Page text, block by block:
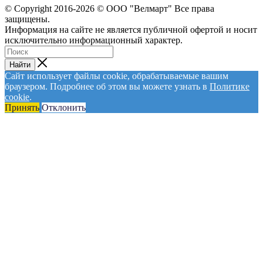
© Сopyright 2016-2026 © ООО "Велмарт" Все права
защищены.
Информация на сайте не является публичной офертой и носит
исключительно информационный характер.
Найти
Сайт использует файлы cookie, обрабатываемые вашим
браузером. Подробнее об этом вы можете узнать в Политике
cookie.
Принять Отклонить